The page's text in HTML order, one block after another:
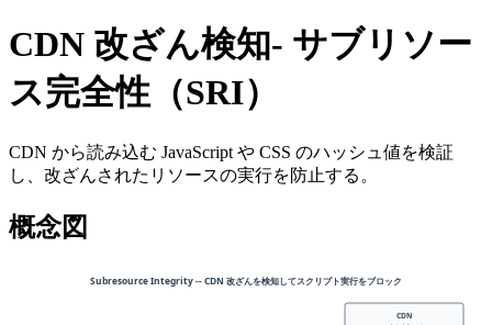
CDN 改ざん検知- サブリソー
ス完全性（SRI）
CDN から読み込む JavaScript や CSS のハッシュ値を検証
し、改ざんされたリソースの実行を防止する。
概念図